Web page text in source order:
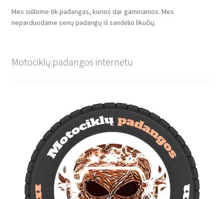
Mes siūlome tik padangas, kurios dar gaminamos. Mes
neparduodame senų padangų iš sandėlio likučių.
Motociklų padangos internetu